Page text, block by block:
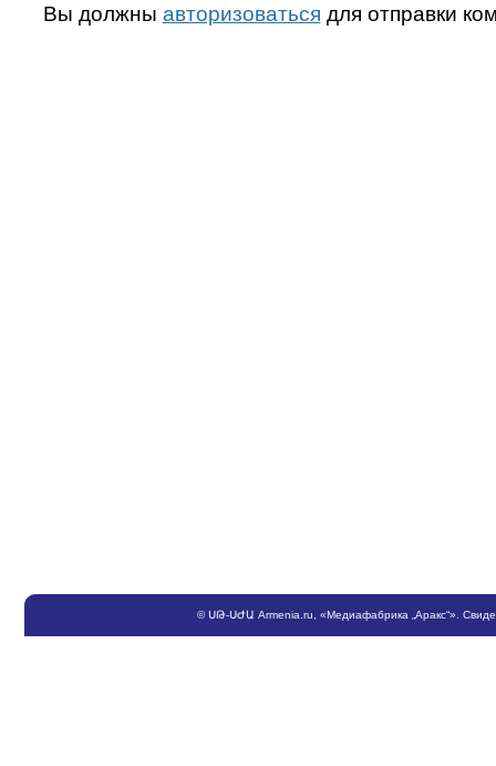
Вы должны авторизоваться для отправки
©ՍԹ-ՍԺԱ Armenia.ru , «Медиафабрика „Аракс“».